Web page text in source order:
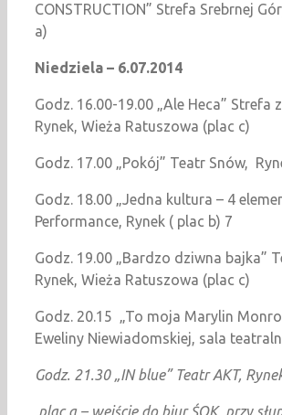
CONSTRUCTION” Strefa Srebrnej
a)
Niedziela – 6.07.2014
Godz. 16.00-19.00 „Ale Heca” Strefa
Rynek, Wieża Ratuszowa (plac c)
Godz. 17.00 „Pokój” Teatr Snów,
Godz. 18.00 „Jedna kultura – 4
Performance, Rynek ( plac b) 7
Godz. 19.00 „Bardzo dziwna bajka”
Rynek, Wieża Ratuszowa (plac c)
Godz. 20.15 „To moja Marylin
Eweliny Niewiadomskiej, sala
Godz. 21.30 „IN blue” Teatr AKT,
plac a – wejście do biur ŚOK, przy